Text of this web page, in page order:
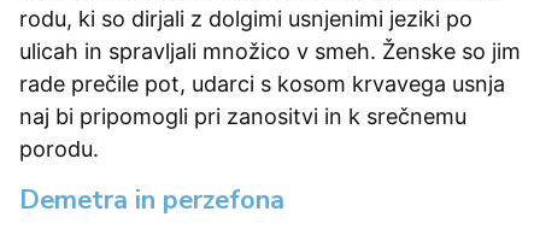
rodu, ki so dirjali z dolgimi usnjenimi jeziki po
ulicah in spravljali množico v smeh. Ženske so jim
rade prečile pot, udarci s kosom krvavega usnja
naj bi pripomogli pri zanositvi in k srečnemu
porodu.
Demetra in perzefona